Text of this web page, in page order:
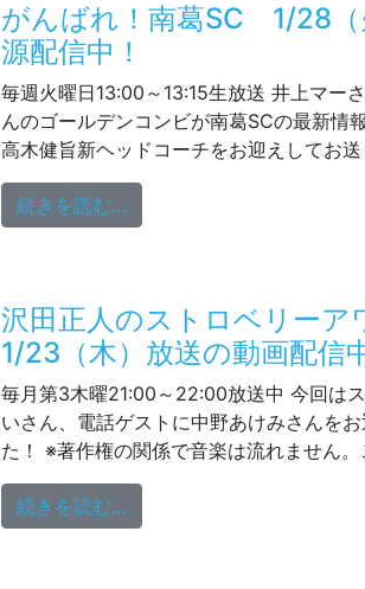
がんばれ！南葛SC 1/28（
源配信中！
毎週火曜日13:00～13:15生放送 井上マー
んのゴールデンコンビが南葛SCの最新情
高木健旨新ヘッドコーチをお迎えしてお
続きを読む…
沢田正人のストロベリー
1/23（木）放送の動画配信
毎月第3木曜21:00～22:00放送中 今回は
いさん、電話ゲストに中野あけみさんを
た！ ※著作権の関係で音楽は流れません
続きを読む…